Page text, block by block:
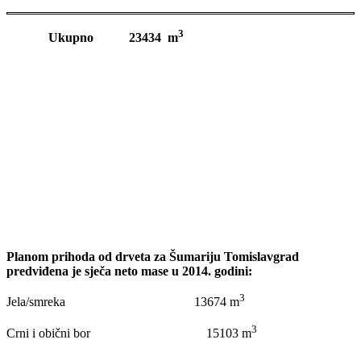
Ukupno 23434 m3
Planom prihoda od drveta za Šumariju Tomislavgrad
predviđena je sječa neto mase u 2014. godini:
Jela/smreka 13674 m3
Crni i obični bor 15103 m3